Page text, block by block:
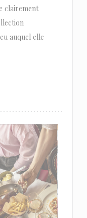
clairement
auquel elle